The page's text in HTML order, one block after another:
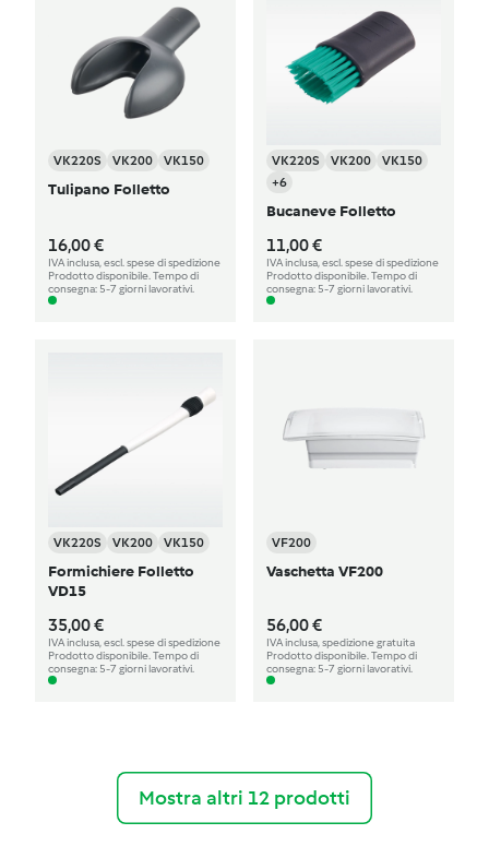
VK220S VK200 VK150
Tulipano Folletto
16,00 €
IVA inclusa, escl. spese di spedizione
Prodotto disponibile. Tempo di
consegna: 5-7 giorni lavorativi.
VK220S VK200
VK150
+6
Bucaneve Folletto
11,00 €
IVA inclusa, escl. spese di spedizione
Prodotto disponibile. Tempo di
consegna: 5-7 giorni lavorativi.
VK220S VK200 VK150
Formichiere Folletto
VD15
35,00 €
IVA inclusa, escl. spese di spedizione
Prodotto disponibile. Tempo di
consegna: 5-7 giorni lavorativi.
VF200
Vaschetta VF200
56,00 €
IVA inclusa, spedizione gratuita
Prodotto disponibile. Tempo di
consegna: 5-7 giorni lavorativi.
Mostra altri 12 prodotti